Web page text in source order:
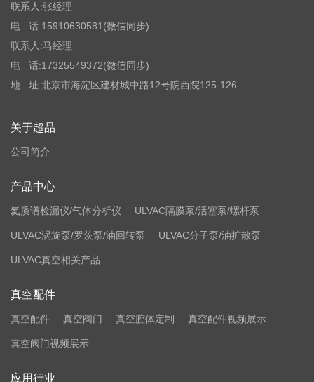
联系人:张经理
电 话:15910630581(微信同步)
联系人:马经理
电 话:17325549372(微信同步)
地 址:北京市海淀区建材城中路12号院西院125-126
关于超品
公司简介
产品中心
氦质谱检漏仪/气体分析仪 ULVAC隔膜泵/活塞泵/螺杆泵
ULVAC涡旋泵/罗茨泵/油回转泵 ULVAC分子泵/油扩散泵
ULVAC真空相关产品
真空配件
真空配件 真空阀门 真空腔体定制 真空配件视频展示
真空阀门视频展示
应用行业